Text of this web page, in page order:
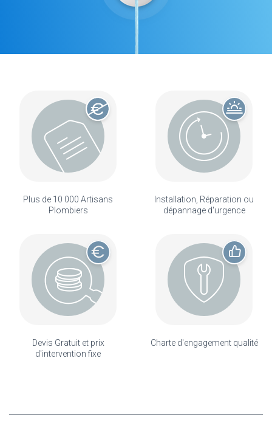
Plus de 10 000 Artisans
Plombiers
Installation, Réparation ou
dépannage d'urgence
Devis Gratuit et prix
d'intervention fixe
Charte d'engagement qualité